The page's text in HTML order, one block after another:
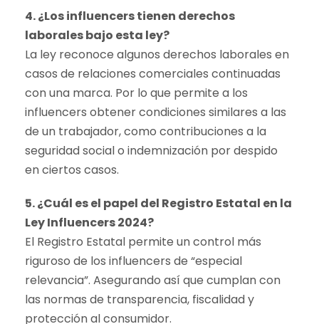
4. ¿Los influencers tienen derechos
laborales bajo esta ley?
La ley reconoce algunos derechos laborales en
casos de relaciones comerciales continuadas
con una marca. Por lo que permite a los
influencers obtener condiciones similares a las
de un trabajador, como contribuciones a la
seguridad social o indemnización por despido
en ciertos casos.
5. ¿Cuál es el papel del Registro Estatal en la
Ley Influencers 2024?
El Registro Estatal permite un control más
riguroso de los influencers de “especial
relevancia”. Asegurando así que cumplan con
las normas de transparencia, fiscalidad y
protección al consumidor.